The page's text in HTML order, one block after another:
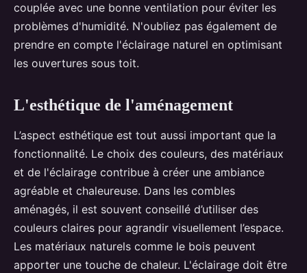
couplée avec une bonne ventilation pour éviter les
problèmes d'humidité. N'oubliez pas également de
prendre en compte l'éclairage naturel en optimisant
les ouvertures sous toit.
L'esthétique de l'aménagement
L’aspect esthétique est tout aussi important que la
fonctionnalité. Le choix des couleurs, des matériaux
et de l'éclairage contribue à créer une ambiance
agréable et chaleureuse. Dans les combles
aménagés, il est souvent conseillé d’utiliser des
couleurs claires pour agrandir visuellement l’espace.
Les matériaux naturels comme le bois peuvent
apporter une touche de chaleur. L'éclairage doit être